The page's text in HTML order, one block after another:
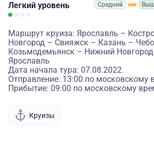
Легкий уровень Средний
Маршрут круиза: Ярославль –
Новгород – Свияжск – Казань –
Козьмодемьянск – Нижний
Ярославль
Дата начала тура: 07.08.2022.
Отправление: 13:00 по московскому
Прибытие: 09:00 по московскому
Круизы